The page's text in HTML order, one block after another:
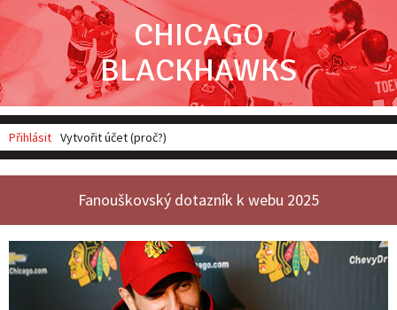
CHICAGO
BLACKHAWKS
Přihlásit Vytvořit účet (proč?)
Fanouškovský dotazník k webu 2025
Michal Kempný před novináři